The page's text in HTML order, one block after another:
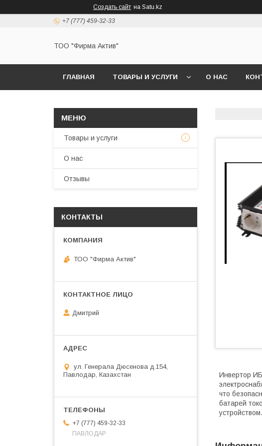
Создать сайт на Satu.kz
+7 (777) 459-32-33
ТОО "Фирма Актив"
ГЛАВНАЯ ТОВАРЫ И УСЛУГИ О НАС
Инвертор
что
батарей
Товары и услуги
О нас
Отзывы
КОНТАКТЫ
ТОО "Фирма Актив"
Дмитрий
ул. Генерала Дюсенова д.154,
Павлодар, Казахстан
+7 (777) 459-32-33
ПАВЛОДАР